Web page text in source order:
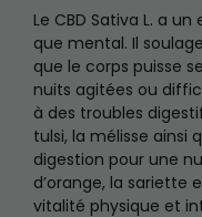
Le CBD Sativa L. a
que mental. Il
que le corps puisse
nuits agitées ou
à des troubles
tulsi, la mélisse ainsi
digestion pour une
d’orange, la sariette
vitalité physique et